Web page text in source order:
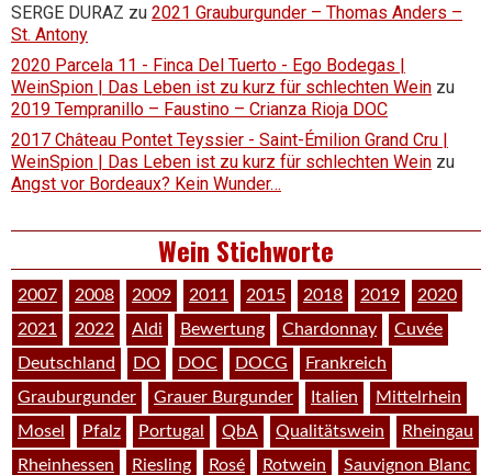
SERGE DURAZ zu 2021 Grauburgunder – Thomas Anders –
St. Antony
2020 Parcela 11 - Finca Del Tuerto - Ego Bodegas |
WeinSpion | Das Leben ist zu kurz für schlechten Wein zu
2019 Tempranillo – Faustino – Crianza Rioja DOC
2017 Château Pontet Teyssier - Saint-Émilion Grand Cru |
WeinSpion | Das Leben ist zu kurz für schlechten Wein zu
Angst vor Bordeaux? Kein Wunder…
Wein Stichworte
2007 2008 2009 2011 2015 2018 2019
2020
2021
2022 Aldi Bewertung Chardonnay
Cuvée
Deutschland
DO DOC DOCG
Frankreich
Grauburgunder
Grauer Burgunder Italien
Mittelrhein
Mosel
Pfalz Portugal QbA Qualitätswein
Rheingau
Rheinhessen
Riesling Rosé Rotwein
Sauvignon Blanc